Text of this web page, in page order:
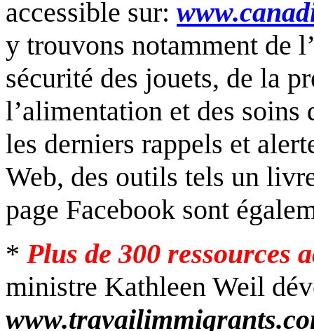
accessible sur:
y trouvons notamment de
sécurité des jouets, de la
l’alimentation et des soins
les derniers rappels et
Web, des outils tels un
page Facebook sont
* Plus de 300 ressources
ministre Kathleen Weil